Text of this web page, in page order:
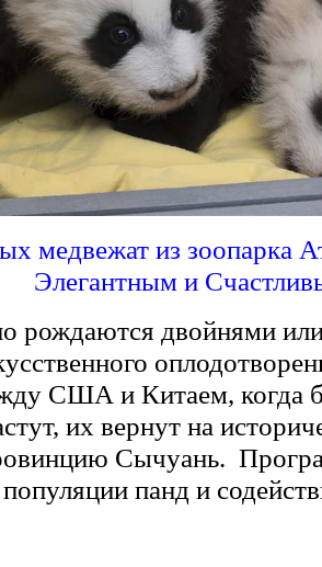
медвежат из зоопарка
Элегантным и
рождаются двойнями
США и Китаем, когда
их вернут на
Сычуань.
панд и